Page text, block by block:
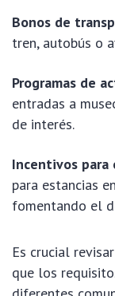
Bonos de
tren, autobús o
Programas de
entradas a
de interés.
Incentivos
para estancias
fomentando el
Es crucial
que los